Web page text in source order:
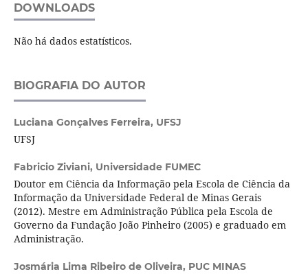
DOWNLOADS
Não há dados estatísticos.
BIOGRAFIA DO AUTOR
Luciana Gonçalves Ferreira, UFSJ
UFSJ
Fabricio Ziviani, Universidade FUMEC
Doutor em Ciência da Informação pela Escola de Ciência da
Informação da Universidade Federal de Minas Gerais
(2012). Mestre em Administração Pública pela Escola de
Governo da Fundação João Pinheiro (2005) e graduado em
Administração.
Josmária Lima Ribeiro de Oliveira, PUC MINAS